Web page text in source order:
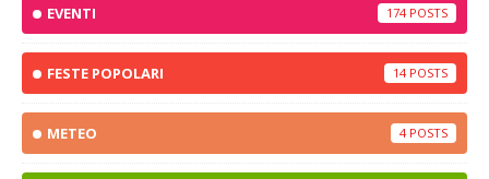
EVENTI 174
FESTE POPOLARI 14
METEO 4